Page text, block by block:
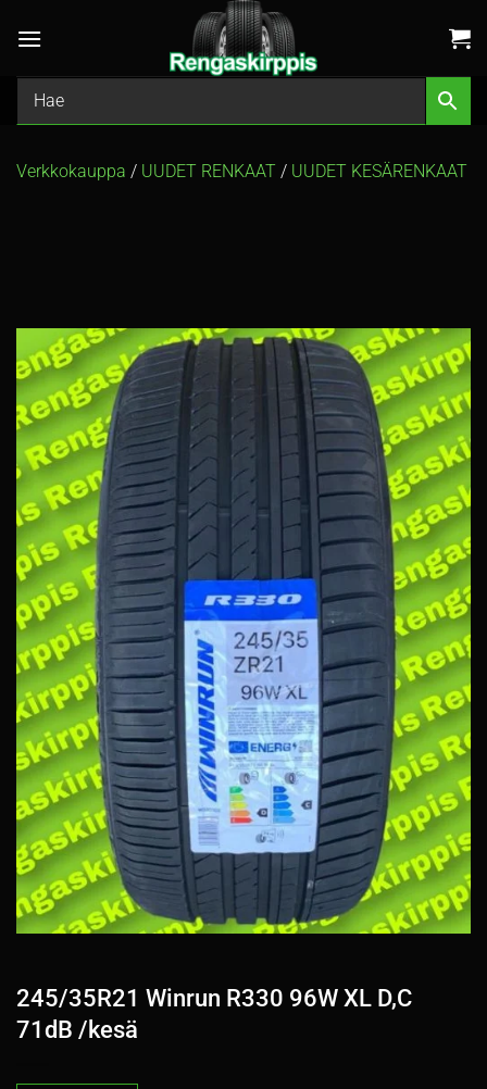
Verkkokauppa / UUDET RENKAAT / UUDET KESÄRENKAAT
245/35R21 Winrun R330 96W XL D,C
71dB /kesä